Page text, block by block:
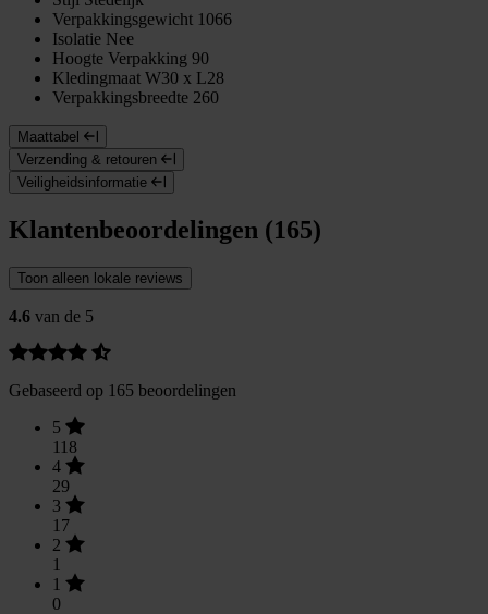
Verpakkingsgewicht 1066
Isolatie Nee
Hoogte Verpakking 90
Kledingmaat W30 x L28
Verpakkingsbreedte 260
Maattabel
Verzending & retouren
Veiligheidsinformatie
Klantenbeoordelingen (165)
Toon alleen lokale reviews
4.6 van de 5
Gebaseerd op 165 beoordelingen
5
118
4
29
3
17
2
1
1
0